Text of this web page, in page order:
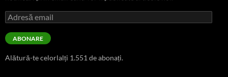
Adresă
email
ABONARE
Alătură-te celorlalți 1.551 de abonați.